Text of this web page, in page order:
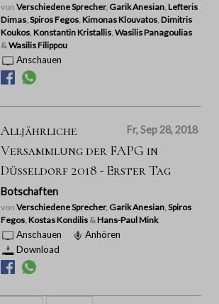
von Verschiedene Sprecher, Garik Anesian Lefteris
Dimas Spiros Fegos Kimonas Klouvatos Dimitris
Koukos Konstantin Kristallis Wasilis Panagoulias
& Wasilis Filippou
Anschauen
Fr, Sep 28, 2018
Alljährliche
Versammlung der FAPG in
Düsseldorf 2018 - Erster Tag
Botschaften
von Verschiedene Sprecher, Garik Anesian Spiros
Fegos Kostas Kondilis & Hans-Paul Mink
Anschauen
Anhören
Download